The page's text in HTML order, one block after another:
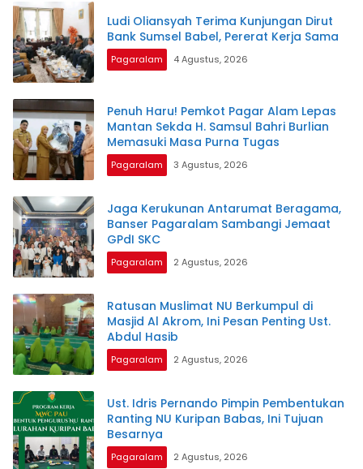
Ludi Oliansyah Terima Kunjungan Dirut
Bank Sumsel Babel, Pererat Kerja Sama
Pagaralam 4 Agustus, 2026
Penuh Haru! Pemkot Pagar Alam Lepas
Mantan Sekda H. Samsul Bahri Burlian
Memasuki Masa Purna Tugas
Pagaralam 3 Agustus, 2026
Jaga Kerukunan Antarumat Beragama,
Banser Pagaralam Sambangi Jemaat
GPdI SKC
Pagaralam 2 Agustus, 2026
Ratusan Muslimat NU Berkumpul di
Masjid Al Akrom, Ini Pesan Penting Ust.
Abdul Hasib
Pagaralam 2 Agustus, 2026
Ust. Idris Pernando Pimpin Pembentukan
Ranting NU Kuripan Babas, Ini Tujuan
Besarnya
Pagaralam 2 Agustus, 2026